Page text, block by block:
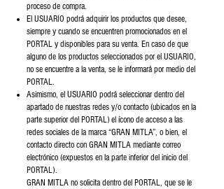
proceso de compra.
El USUARIO podrá adquirir los productos que desee,
siempre y cuando se encuentren promocionados en el
PORTAL y disponibles para su venta. En caso de que
alguno de los productos seleccionados por el USUARIO,
no se encuentre a la venta, se le informará por medio del
PORTAL.
Asimismo, el USUARIO podrá seleccionar dentro del
apartado de nuestras redes y/o contacto (ubicados en la
parte superior del PORTAL) el ícono de acceso a las
redes sociales de la marca “GRAN MITLA”, o bien, el
contacto directo con GRAN MITLA mediante correo
electrónico (expuestos en la parte inferior del inicio del
PORTAL).
GRAN MITLA no solicita dentro del PORTAL, que se le